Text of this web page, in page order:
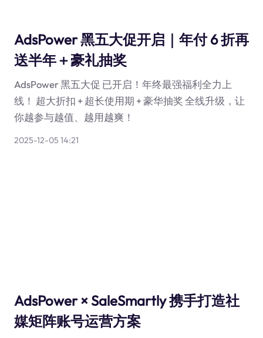
AdsPower 黑五大促开启｜年付 6 折再
送半年＋豪礼抽奖
AdsPower 黑五大促 已开启！年终最强福利全力上
线！ 超大折扣 + 超长使用期 + 豪华抽奖 全线升级，让
你越参与越值、越用越爽！
2025-12-05 14:21
AdsPower × SaleSmartly 携手打造社
媒矩阵账号运营方案